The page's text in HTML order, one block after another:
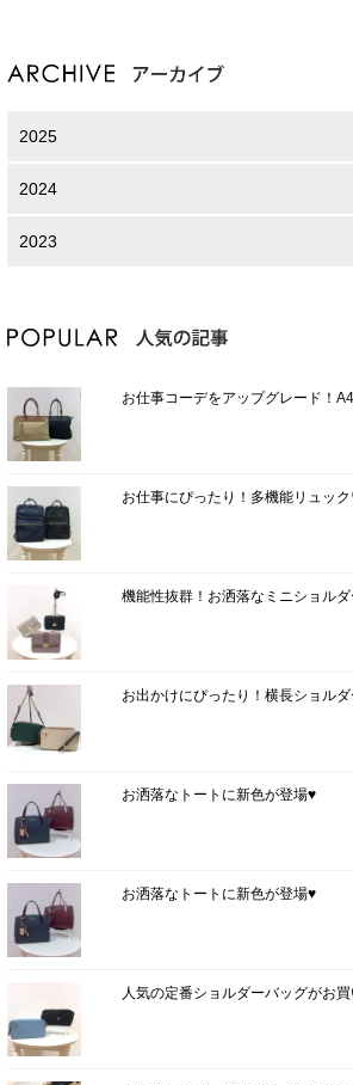
2025
2024
2023
お仕事コーデをアップグレード！
お仕事にぴったり！多機能リュッ
機能性抜群！お洒落なミニショル
お出かけにぴったり！横長ショル
お洒落なトートに新色が登場♥
お洒落なトートに新色が登場♥
人気の定番ショルダーバッグがお